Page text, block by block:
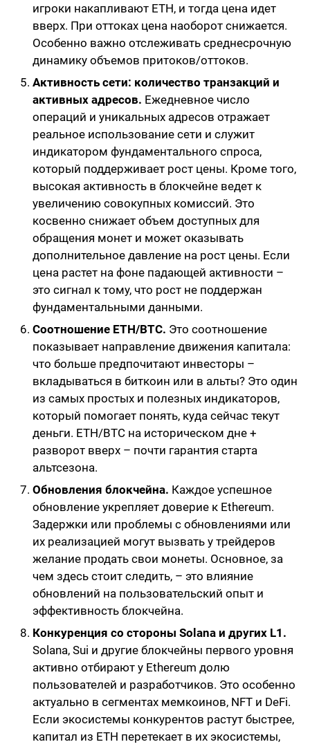
игроки накапливают ETH, и тогда цена идет
вверх. При оттоках цена наоборот снижается.
Особенно важно отслеживать среднесрочную
динамику объемов притоков/оттоков.
Активность сети: количество транзакций и
активных адресов. Ежедневное число
операций и уникальных адресов отражает
реальное использование сети и служит
индикатором фундаментального спроса,
который поддерживает рост цены. Кроме того,
высокая активность в блокчейне ведет к
увеличению совокупных комиссий. Это
косвенно снижает объем доступных для
обращения монет и может оказывать
дополнительное давление на рост цены. Если
цена растет на фоне падающей активности –
это сигнал к тому, что рост не поддержан
фундаментальными данными.
Соотношение ETH/BTC. Это соотношение
показывает направление движения капитала:
что больше предпочитают инвесторы –
вкладываться в биткоин или в альты? Это один
из самых простых и полезных индикаторов,
который помогает понять, куда сейчас текут
деньги. ETH/BTC на историческом дне +
разворот вверх – почти гарантия старта
альтсезона.
Обновления блокчейна. Каждое успешное
обновление укрепляет доверие к Ethereum.
Задержки или проблемы с обновлениями или
их реализацией могут вызвать у трейдеров
желание продать свои монеты. Основное, за
чем здесь стоит следить, – это влияние
обновлений на пользовательский опыт и
эффективность блокчейна.
Конкуренция со стороны Solana и других L1.
Solana, Sui и другие блокчейны первого уровня
активно отбирают у Ethereum долю
пользователей и разработчиков. Это особенно
актуально в сегментах мемкоинов, NFT и DeFi.
Если экосистемы конкурентов растут быстрее,
капитал из ETH перетекает в их экосистемы,